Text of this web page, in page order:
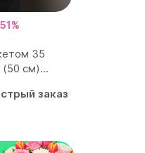
35
(50 см)...
заказ